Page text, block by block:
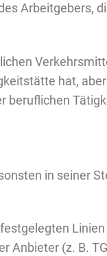
Arbeitgebers,
hat,
beruflichen
in seiner
Anbieter (z. B.